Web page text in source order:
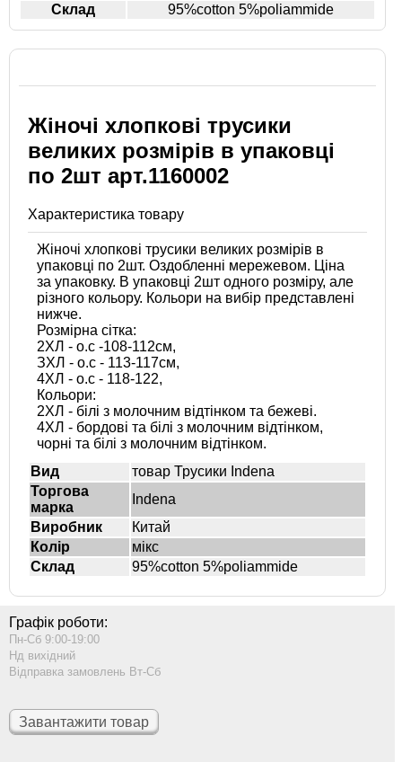
Склад
95%cotton 5%poliammide
Жіночі хлопкові трусики
великих розмірів в упаковці
по 2шт арт.1160002
Характеристика товару
Жіночі хлопкові трусики великих розмірів в
упаковці по 2шт. Оздобленні мережевом. Ціна
за упаковку. В упаковці 2шт одного розміру, але
різного кольору. Кольори на вибір представлені
нижче.
Розмірна сітка:
2ХЛ - о.с -108-112см,
ЗХЛ - о.с - 113-117см,
4ХЛ - о.с - 118-122,
Кольори:
2ХЛ - білі з молочним відтінком та бежеві.
4ХЛ - бордові та білі з молочним відтінком,
чорні та білі з молочним відтінком.
Вид
товар Трусики Indena
Торгова
марка
Indena
Виробник
Китай
Колір
мікс
Склад
95%cotton 5%poliammide
Графік роботи:
Пн-Сб 9:00-19:00
Нд вихідний
Відправка замовлень Вт-Сб
Завантажити товар